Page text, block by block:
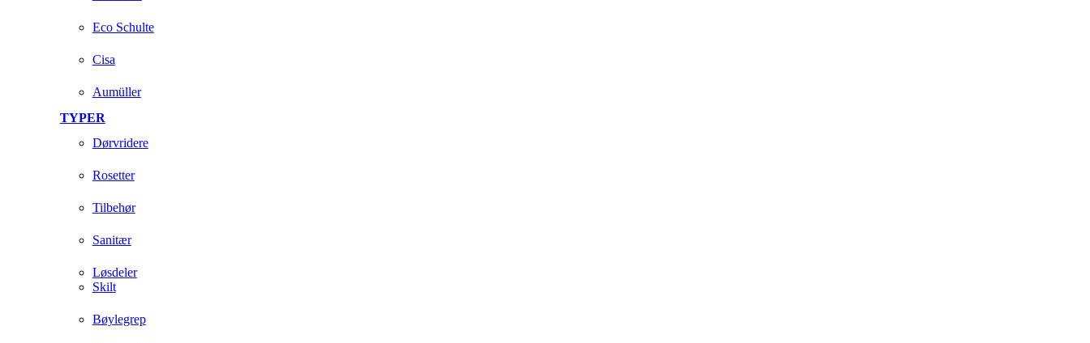
Eco Schulte
Cisa
Aumüller
TYPER
Dørvridere
Rosetter
Tilbehør
Sanitær
Løsdeler
Skilt
Bøylegrep